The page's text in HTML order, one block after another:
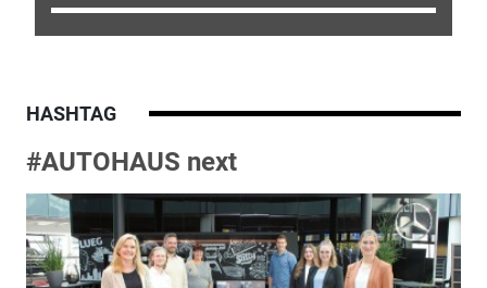
HASHTAG
#AUTOHAUS next